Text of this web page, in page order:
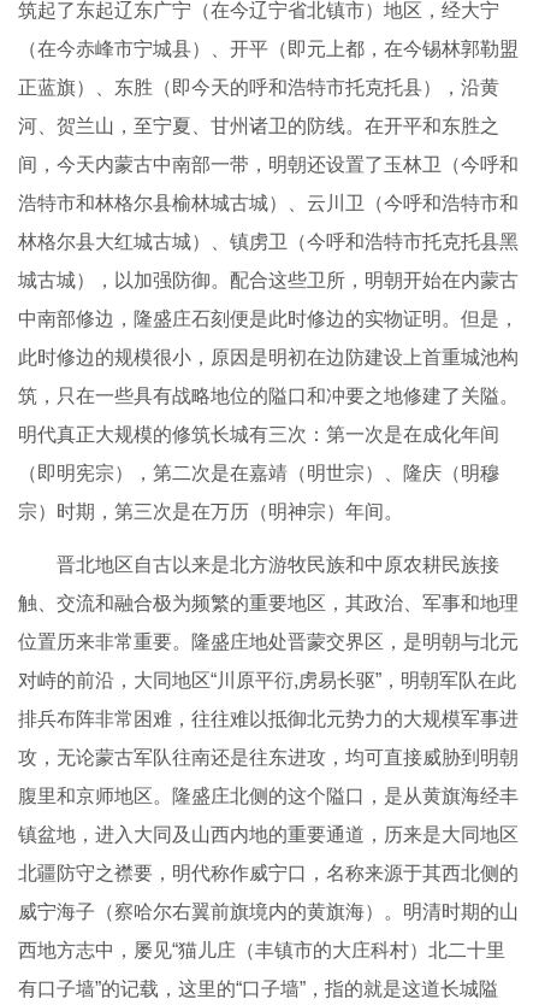
筑起了东起辽东广宁（在今辽宁省北镇市）地区，经大宁
（在今赤峰市宁城县）、开平（即元上都，在今锡林郭勒盟
正蓝旗）、东胜（即今天的呼和浩特市托克托县），沿黄
河、贺兰山，至宁夏、甘州诸卫的防线。在开平和东胜之
间，今天内蒙古中南部一带，明朝还设置了玉林卫（今呼和
浩特市和林格尔县榆林城古城）、云川卫（今呼和浩特市和
林格尔县大红城古城）、镇虏卫（今呼和浩特市托克托县黑
城古城），以加强防御。配合这些卫所，明朝开始在内蒙古
中南部修边，隆盛庄石刻便是此时修边的实物证明。但是，
此时修边的规模很小，原因是明初在边防建设上首重城池构
筑，只在一些具有战略地位的隘口和冲要之地修建了关隘。
明代真正大规模的修筑长城有三次：第一次是在成化年间
（即明宪宗），第二次是在嘉靖（明世宗）、隆庆（明穆
宗）时期，第三次是在万历（明神宗）年间。
晋北地区自古以来是北方游牧民族和中原农耕民族接
触、交流和融合极为频繁的重要地区，其政治、军事和地理
位置历来非常重要。隆盛庄地处晋蒙交界区，是明朝与北元
对峙的前沿，大同地区“川原平衍,虏易长驱”，明朝军队在此
排兵布阵非常困难，往往难以抵御北元势力的大规模军事进
攻，无论蒙古军队往南还是往东进攻，均可直接威胁到明朝
腹里和京师地区。隆盛庄北侧的这个隘口，是从黄旗海经丰
镇盆地，进入大同及山西内地的重要通道，历来是大同地区
北疆防守之襟要，明代称作威宁口，名称来源于其西北侧的
威宁海子（察哈尔右翼前旗境内的黄旗海）。明清时期的山
西地方志中，屡见“猫儿庄（丰镇市的大庄科村）北二十里
有口子墙”的记载，这里的“口子墙”，指的就是这道长城隘